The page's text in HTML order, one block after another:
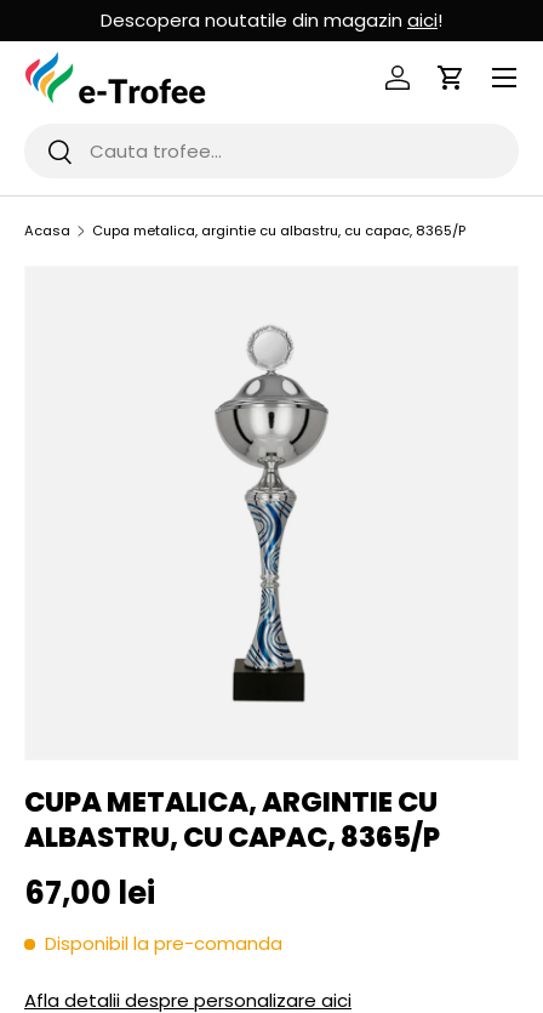
MERGI LA CONTINUT
Descopera noutatile din magazin aici!
Cauta
Cauta
Logheaza-te
Cos de
Acasa Cupa metalica, argintie cu albastru, cu capac, 8365/P
CUPA METALICA, ARGINTIE CU
ALBASTRU, CU CAPAC, 8365/P
Pret initial
67,00 lei
Disponibil la pre-comanda
Afla detalii despre personalizare aici